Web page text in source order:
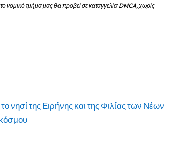
νομικό τμήμα μας θα προβεί σε καταγγελία DMCA, χωρίς